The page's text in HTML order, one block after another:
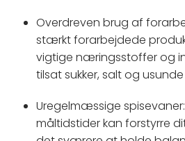
Overdreven brug af
stærkt forarbejdede
vigtige næringsstoffer og
tilsat sukker, salt og
Uregelmæssige
måltidstider kan forstyrre